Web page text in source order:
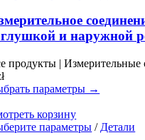
имеет
несколько
вариаций.
можно
на
и наружной
продукты | Измерительные
параметры →
корзину
параметры Этот
/ Детали